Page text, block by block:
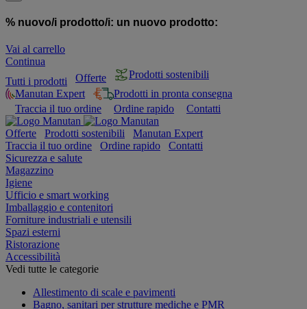
% nuovo/i prodotto/i: un nuovo prodotto:
Vai al carrello
Continua
Tutti i prodotti
Offerte
Prodotti sostenibili
Manutan Expert
Prodotti in pronta consegna
Traccia il tuo ordine
Ordine rapido Contatti
Offerte Prodotti sostenibili
Manutan Expert
Traccia il tuo ordine
Ordine rapido
Contatti
Sicurezza e salute
Magazzino
Igiene
Ufficio e smart working
Imballaggio e contenitori
Forniture industriali e utensili
Spazi esterni
Ristorazione
Accessibilità
Vedi tutte le categorie
Allestimento di scale e pavimenti
Bagno, sanitari per strutture mediche e PMR